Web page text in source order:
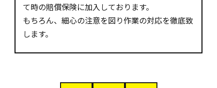
て時の賠償保険に加入しております。
もちろん、細心の注意を図り作業の対応を徹底致
します。